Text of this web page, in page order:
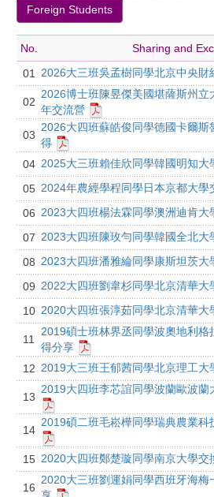
Foreign Students
No.
Sharing and
01
2026大三班吳孟樹同學北京中央財
02
2026博士班陳昱傑美國堪薩斯州
年交流營
03
2026大四班蘇皓俊同學德國卡爾
得
04 2025大三班賴佳欣同學韓國明知大
05 2024年農經學程同學日本京都大學
06 2023大四班楊法霖同學澳洲迪肯大
07 2023大四班陳玫勻同學韓國全北大
08 2023大四班潘雅綸同學康斯坦茨大
09 2022大四班劉韋杉同學北京清華大
10 2020大四班張淳茹同學北京清華大
11
2019碩士班林界丞同學波奧地利
得分享
12 2019大三班王郁茜同學北京理工大
13
2019大四班李芯誼同學波蘭歐波蘭
14
2019碩二班毛崧樺同學瑞典農業
15 2020大四班鄭楚璇同學南京大學交
16
2020大三班劉運娟同學西班牙海